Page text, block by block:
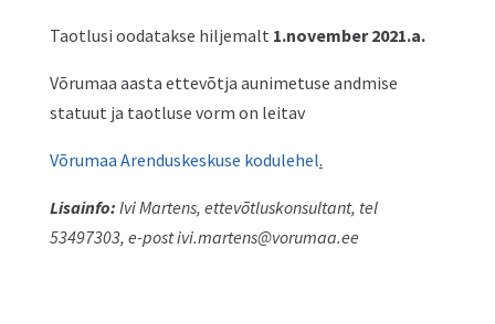
Taotlusi oodatakse hiljemalt 1.november 2021.a.
Võrumaa aasta ettevõtja aunimetuse andmise
statuut ja taotluse vorm on leitav
Võrumaa Arenduskeskuse kodulehel.
Lisainfo: Ivi Martens, ettevõtluskonsultant, tel
53497303, e-post ivi.martens@vorumaa.ee